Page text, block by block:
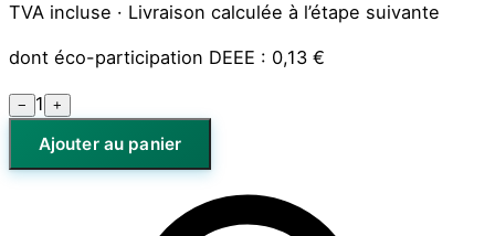
TVA incluse · Livraison calculée à l’étape suivante
dont éco-participation DEEE : 0,13 €
− 1 +
Ajouter au panier